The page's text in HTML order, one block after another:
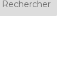
Rechercher